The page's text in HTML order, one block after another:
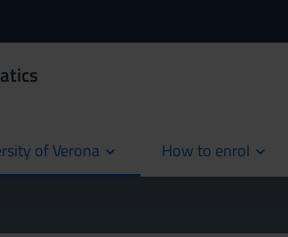
of Verona How to enrol